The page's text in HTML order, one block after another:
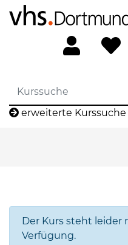
erweiterte Kurssuche
Der Kurs steht leider
Verfügung.